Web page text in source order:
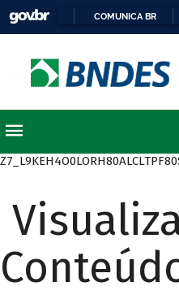
COMUNICA BR